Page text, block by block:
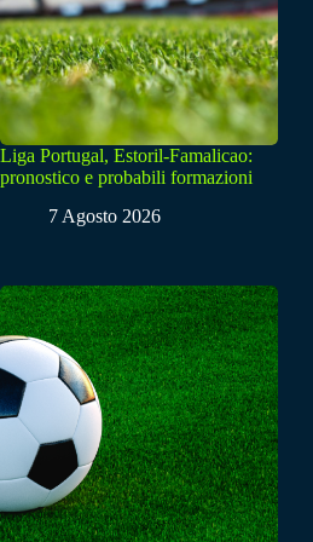
Liga Portugal, Estoril-Famalicao:
pronostico e probabili formazioni
7 Agosto 2026